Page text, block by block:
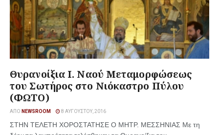
Θυρανοίξια Ι. Ναού Μεταμορφώσεως
του Σωτήρος στο Νιόκαστρο Πύλου
(ΦΩΤΟ)
ΑΠΌ NEWSROOM 8 ΑΥΓΟΎΣΤΟΥ, 2016
ΣΤΗΝ ΤΕΛΕΤΗ ΧΟΡΟΣΤΑΤΗΣΕ Ο ΜΗΤΡ. ΜΕΣΣΗΝΙΑΣ Με τη